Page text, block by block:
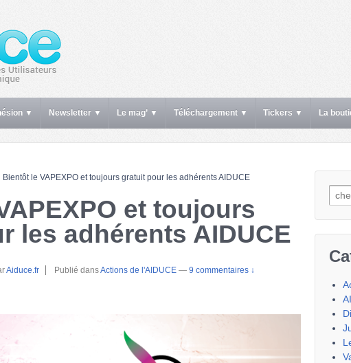
▼ Newsletter ▼ Le mag’ ▼ Téléchargement ▼ Tickers ▼ La
Bientôt le VAPEXPO et toujours gratuit pour les adhérents AIDUCE
et toujours
les adhérents AIDUCE
Aiduce.fr Publié dansActions de l'AIDUCE — 9 commentaires ↓